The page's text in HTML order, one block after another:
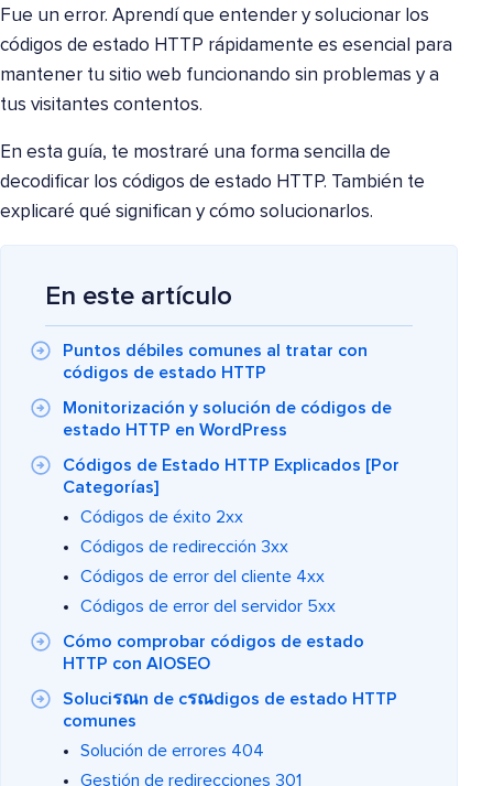
Fue un error. Aprendí que entender y solucionar los
códigos de estado HTTP rápidamente es esencial para
mantener tu sitio web funcionando sin problemas y a
tus visitantes contentos.
En esta guía, te mostraré una forma sencilla de
decodificar los códigos de estado HTTP. También te
explicaré qué significan y cómo solucionarlos.
En este artículo
Puntos débiles comunes al tratar con
códigos de estado HTTP
Monitorización y solución de códigos de
estado HTTP en WordPress
Códigos de Estado HTTP Explicados [Por
Categorías]
Códigos de éxito 2xx
Códigos de redirección 3xx
Códigos de error del cliente 4xx
Códigos de error del servidor 5xx
Cómo comprobar códigos de estado
HTTP con AIOSEO
Soluciรณn de cรณdigos de estado HTTP
comunes
Solución de errores 404
Gestión de redirecciones 301